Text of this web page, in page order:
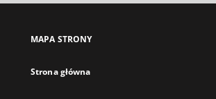
MAPA STRONY
Strona główna